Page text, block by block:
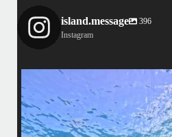
island.message
396
Instagram
はいさい
アイランドメッセ
•
最近投稿できてませんでしたが今シーズ
マ体験ダイビング&シュノーケル班に分